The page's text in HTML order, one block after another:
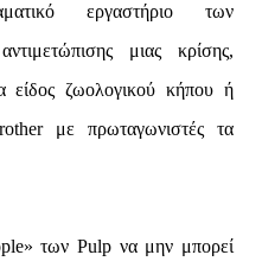
εργαστήριο των
μιας κρίσης,
είδος ζωολογικού κήπου ή
με πρωταγωνιστές τα
των Pulp να μην μπορεί